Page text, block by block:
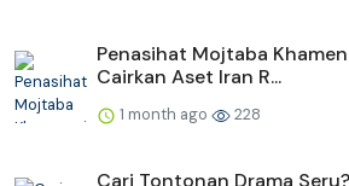
Penasihat Mojtaba
Cairkan Aset Iran R...
1 month ago 228
Cari Tontonan Drama